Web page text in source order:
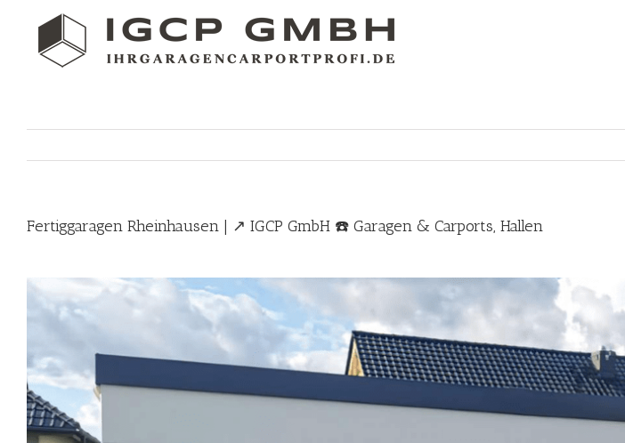
content
Fertiggaragen Rheinhausen | ↗️ IGCP GmbH ☎️ Garagen & Carports, Hallen